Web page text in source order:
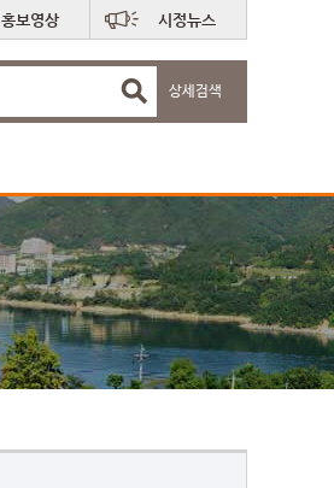
홍보영상 시정뉴스
상세검색